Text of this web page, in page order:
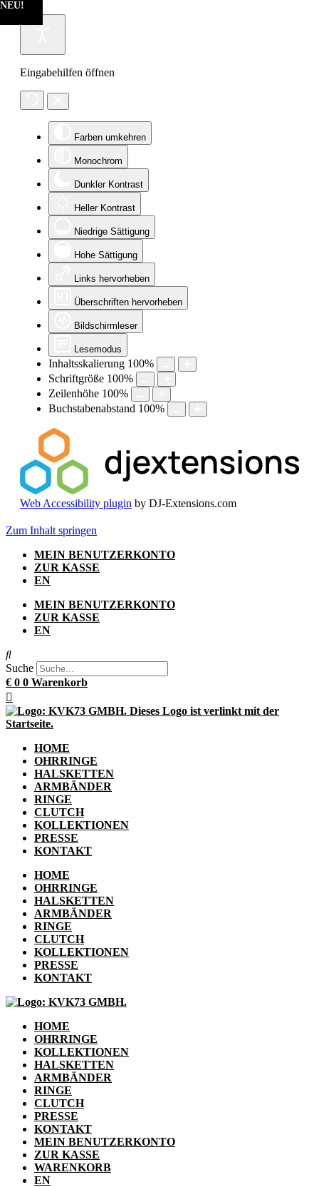
Eingabehilfen öffnen
Farben umkehren
Monochrom
Dunkler Kontrast
Heller Kontrast
Niedrige Sättigung
Hohe Sättigung
Links hervorheben
Überschriften hervorheben
Bildschirmleser
Lesemodus
Inhaltsskalierung 100%
Schriftgröße 100%
Zeilenhöhe 100%
Buchstabenabstand 100%
Web Accessibility plugin by DJ-Extensions.com
Zum Inhalt springen
MEIN BENUTZERKONTO
ZUR KASSE
EN
MEIN BENUTZERKONTO
ZUR KASSE
EN
Suche
€ 0 0 Warenkorb
HOME
OHRRINGE
HALSKETTEN
ARMBÄNDER
RINGE
CLUTCH
KOLLEKTIONEN
PRESSE
KONTAKT
HOME
OHRRINGE
HALSKETTEN
ARMBÄNDER
RINGE
CLUTCH
KOLLEKTIONEN
PRESSE
KONTAKT
HOME
OHRRINGE
KOLLEKTIONEN
HALSKETTEN
ARMBÄNDER
RINGE
CLUTCH
PRESSE
KONTAKT
MEIN BENUTZERKONTO
ZUR KASSE
WARENKORB
EN
NEU!
NEU!